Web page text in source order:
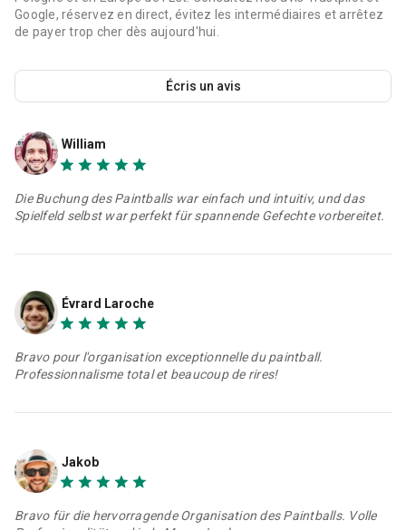
Google, réservez en direct, évitez les intermédiaires et arrêtez
de payer trop cher dès aujourd'hui.
Écris un avis
William
Die Buchung des Paintballs war einfach und intuitiv, und das
Spielfeld selbst war perfekt für spannende Gefechte vorbereitet.
Évrard Laroche
Bravo pour l'organisation exceptionnelle du paintball.
Professionnalisme total et beaucoup de rires!
Jakob
Bravo für die hervorragende Organisation des Paintballs. Volle